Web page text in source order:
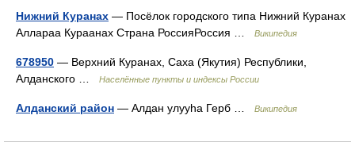
Нижний Куранах — Посёлок городского типа Нижний Куранах
Аллараа Кураанах Страна РоссияРоссия …
Википедия
678950 — Верхний Куранах, Саха (Якутия) Республики,
Алданского …
Населённые пункты и индексы России
Алданский район — Алдан улууһа Герб … Википедия